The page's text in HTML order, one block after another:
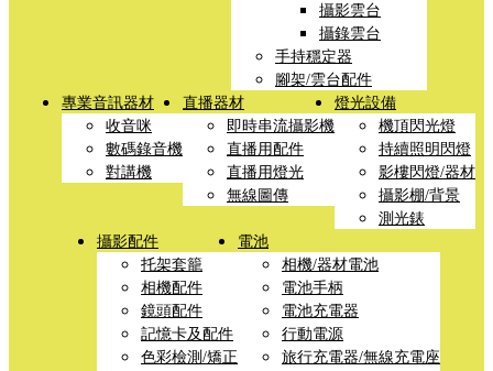
攝影雲台
攝錄雲台
手持穩定器
腳架/雲台配件
專業音訊器材
收音咪
數碼錄音機
對講機
直播器材
即時串流攝影機
直播用配件
直播用燈光
無線圖傳
燈光設備
機頂閃光燈
持續照明閃燈
影樓閃燈/器材
攝影棚/背景
測光錶
攝影配件
托架套籠
相機配件
鏡頭配件
記憶卡及配件
色彩檢測/矯正
電池
相機/器材電池
電池手柄
電池充電器
行動電源
旅行充電器/無線充電座